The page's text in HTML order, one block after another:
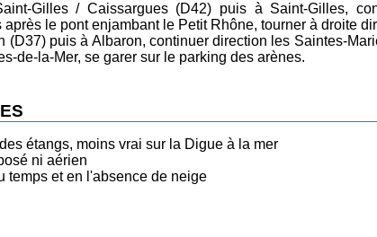
Gilles / Caissargues (D42) puis à Saint-Gilles,
le pont enjambant le Petit Rhône, tourner à droite
(D37) puis à Albaron, continuer direction les Saintes-
de-la-Mer, se garer sur le parking des arènes.
étangs, moins vrai sur la Digue à la mer
ni aérien
temps et en l'absence de neige